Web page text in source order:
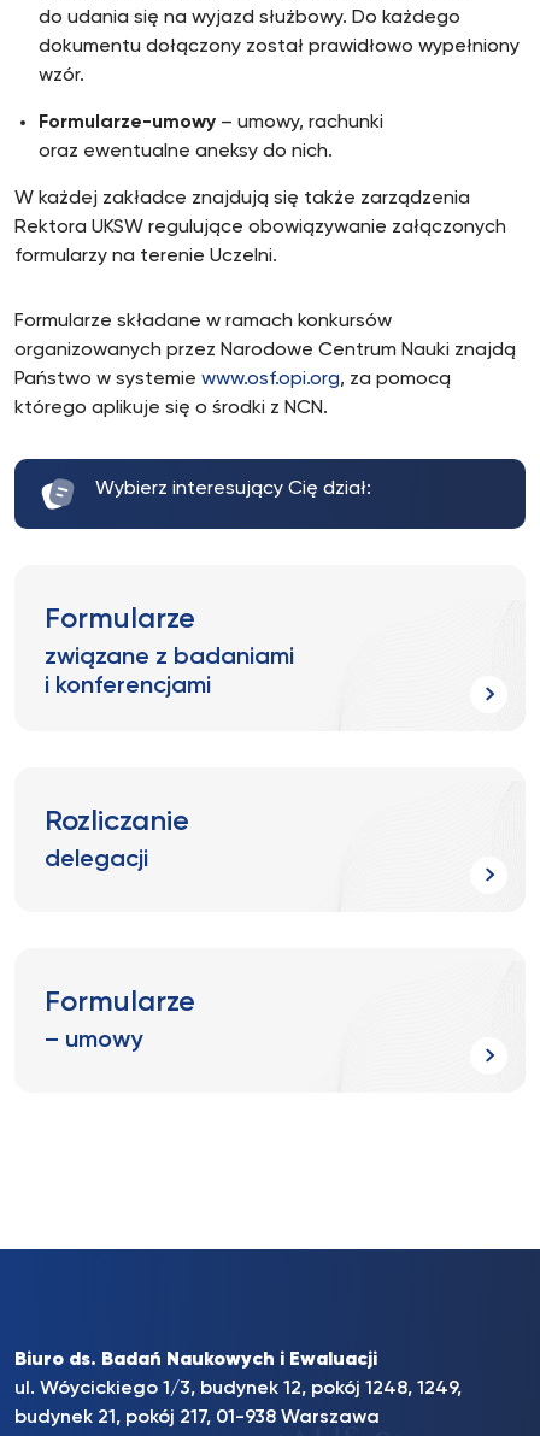
do udania się na wyjazd służbowy. Do każdego
dokumentu dołączony został prawidłowo wypełniony
wzór.
Formularze-umowy – umowy, rachunki
oraz ewentualne aneksy do nich.
W każdej zakładce znajdują się także zarządzenia
Rektora UKSW regulujące obowiązywanie załączonych
formularzy na terenie Uczelni.
Formularze składane w ramach konkursów
organizowanych przez Narodowe Centrum Nauki znajdą
Państwo w systemie www.osf.opi.org, za pomocą
którego aplikuje się o środki z NCN.
Wybierz interesujący Cię dział:
Formularze
związane z badaniami
i konferencjami
Rozliczanie
delegacji
Formularze
– umowy
Biuro ds. Badań Naukowych i Ewaluacji
ul. Wóycickiego 1/3, budynek 12, pokój 1248, 1249,
budynek 21, pokój 217, 01-938 Warszawa